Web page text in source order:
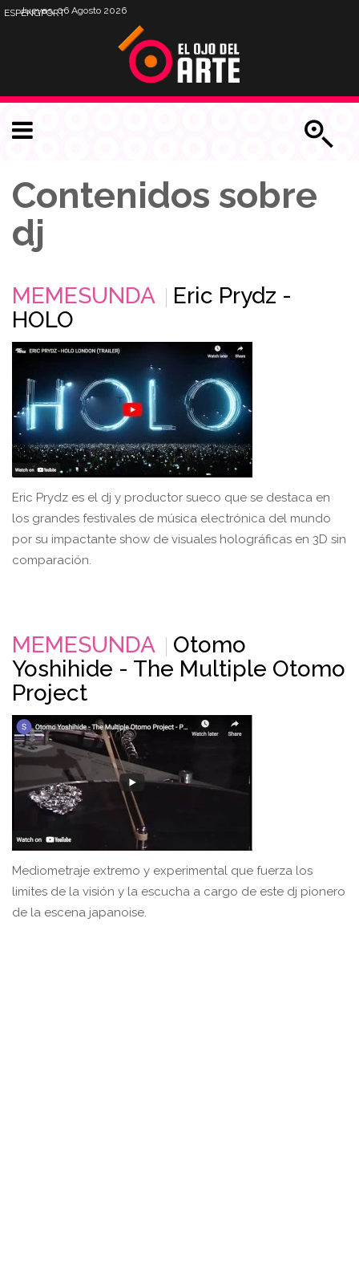
Jueves, 06 Agosto 2026
ESPENGPORT
Contenidos sobre
dj
MEMESUNDA
Eric Prydz -
HOLO
Eric Prydz es el dj y productor sueco que se destaca en
los grandes festivales de música electrónica del mundo
por su impactante show de visuales holográficas en 3D sin
comparación.
MEMESUNDA
Otomo
Yoshihide - The Multiple Otomo
Project
Mediometraje extremo y experimental que fuerza los
limites de la visión y la escucha a cargo de este dj pionero
de la escena japanoise.